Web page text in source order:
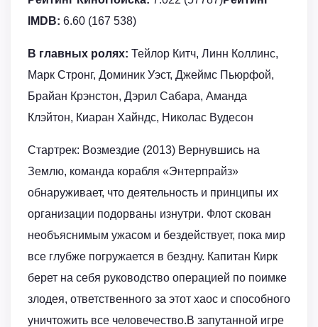
IMDB: 6.60 (167 538)
В главных ролях: Тейлор Китч, Линн Коллинс,
Марк Стронг, Доминик Уэст, Джеймс Пьюрфой,
Брайан Крэнстон, Дэрил Сабара, Аманда
Клэйтон, Киаран Хайндс, Николас Вудесон
Стартрек: Возмездие (2013) Вернувшись на
Землю, команда корабля «Энтерпрайз»
обнаруживает, что деятельность и принципы их
организации подорваны изнутри. Флот скован
необъяснимым ужасом и бездействует, пока мир
все глубже погружается в бездну. Капитан Кирк
берет на себя руководство операцией по поимке
злодея, ответственного за этот хаос и способного
уничтожить все человечество.В запутанной игре